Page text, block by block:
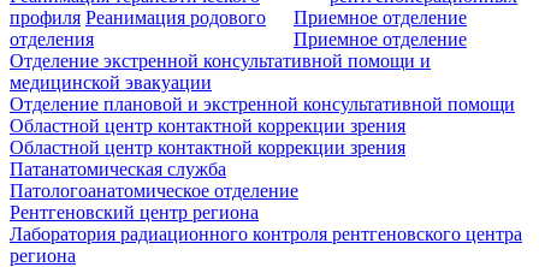
профиля Реанимация родового
отделения
Приемное отделение
Приемное отделение
Отделение экстренной консультативной помощи и
медицинской эвакуации
Отделение плановой и экстренной консультативной помощи
Областной центр контактной коррекции зрения
Областной центр контактной коррекции зрения
Патанатомическая служба
Патологоанатомическое отделение
Рентгеновский центр региона
Лаборатория радиационного контроля рентгеновского центра
региона